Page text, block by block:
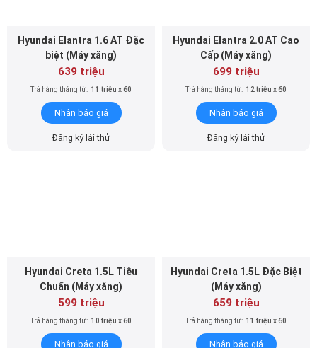
Hyundai Elantra 1.6 AT Đặc
biệt (Máy xăng)
639 triệu
Trả hàng tháng từ: 11 triệu x 60
Nhận báo giá
Đăng ký lái thử
Hyundai Elantra 2.0 AT Cao
Cấp (Máy xăng)
699 triệu
Trả hàng tháng từ: 12 triệu x 60
Nhận báo giá
Đăng ký lái thử
Hyundai Creta 1.5L Tiêu
Chuẩn (Máy xăng)
599 triệu
Trả hàng tháng từ: 10 triệu x 60
Nhận báo giá
Hyundai Creta 1.5L Đặc Biệt
(Máy xăng)
659 triệu
Trả hàng tháng từ: 11 triệu x 60
Nhận báo giá